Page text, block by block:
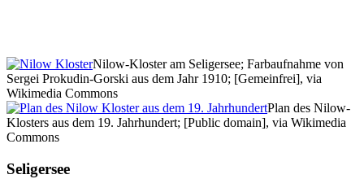
Nilow-Kloster am Seligersee; Farbaufnahme von
Sergei Prokudin-Gorski aus dem Jahr 1910; [Gemeinfrei], via
Wikimedia Commons
Plan des Nilow-
Klosters aus dem 19. Jahrhundert; [Public domain], via Wikimedia
Commons
Seligersee